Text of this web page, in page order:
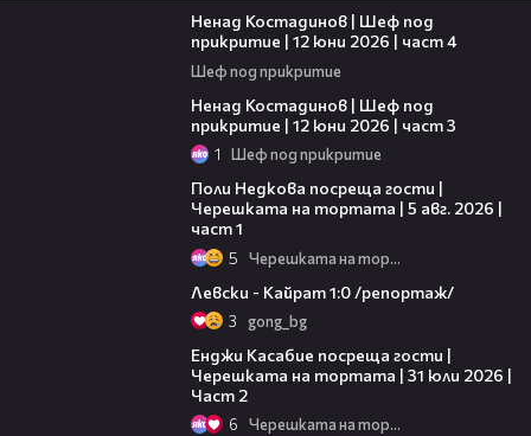
Ненад Костадинов | Шеф под
прикритие | 12 юни 2026 | част 4
Шеф под прикритие
Ненад Костадинов | Шеф под
прикритие | 12 юни 2026 | част 3
1 Шеф под прикритие
Поли Недкова посреща гости |
Черешката на тортата | 5 авг. 2026 |
част 1
5 Черешката на тортата
Левски - Кайрат 1:0 /репортаж/
3 gong_bg
Енджи Касабие посреща гости |
Черешката на тортата | 31 юли 2026 |
Част 2
6 Черешката на тортата